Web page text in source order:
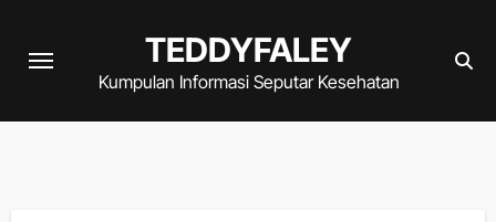
TEDDYFALEY
Kumpulan Informasi Seputar Kesehatan